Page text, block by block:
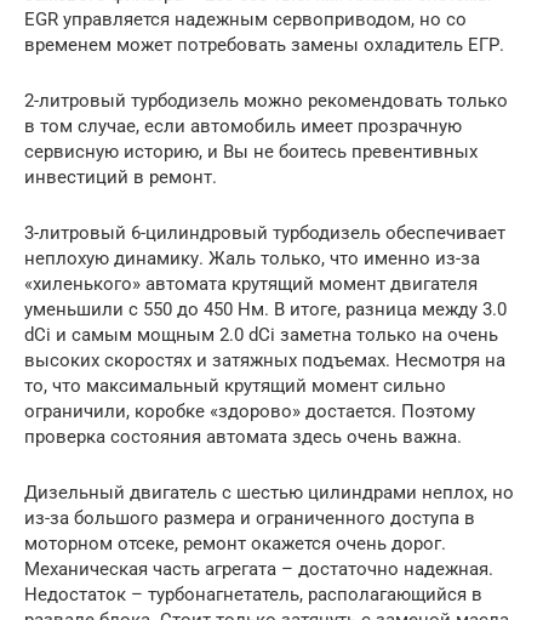
EGR управляется надежным сервоприводом, но со
временем может потребовать замены охладитель ЕГР.
2-литровый турбодизель можно рекомендовать только
в том случае, если автомобиль имеет прозрачную
сервисную историю, и Вы не боитесь превентивных
инвестиций в ремонт.
3-литровый 6-цилиндровый турбодизель обеспечивает
неплохую динамику. Жаль только, что именно из-за
«хиленького» автомата крутящий момент двигателя
уменьшили с 550 до 450 Нм. В итоге, разница между 3.0
dCi и самым мощным 2.0 dCi заметна только на очень
высоких скоростях и затяжных подъемах. Несмотря на
то, что максимальный крутящий момент сильно
ограничили, коробке «здорово» достается. Поэтому
проверка состояния автомата здесь очень важна.
Дизельный двигатель с шестью цилиндрами неплох, но
из-за большого размера и ограниченного доступа в
моторном отсеке, ремонт окажется очень дорог.
Механическая часть агрегата – достаточно надежная.
Недостаток – турбонагнетатель, располагающийся в